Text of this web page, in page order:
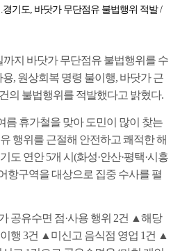
기도, 바닷가 무단점유 불법행위 적발/
까지 바닷가 무단점유 불법행위를 수
용, 원상회복 명령 불이행, 바닷가 근
의 불법행위를 적발했다고 밝혔다.
름 휴가철을 맞아 도민이 많이 찾는
행위를 근절해 안전하고 쾌적한 해
도 연안5개 시 (화성·안산·평택·시흥
항구역을 대상으로 집중 수사를 펼
공유수면 점·사용 행위 2건 ▲해당
행 3건 ▲ 미신고 음식점 영업 1건 ▲